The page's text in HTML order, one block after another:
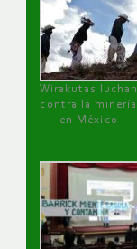
Wirakutas luchan
contra la minería
en México